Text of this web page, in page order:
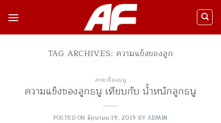
TAG ARCHIVES: ความแข็งของลูก
สาระเรื่องธนู
ความแข็งของลูกธนู เทียบกับ น้ำหนักลูกธนู
POSTED ON มิถุนายน 19, 2019 BYADMIN